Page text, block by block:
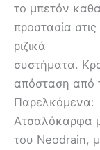
το μπετόν
προστασία
ριζικά
συστήματα.
απόσταση από
Παρελκόμενα:
Ατσαλόκαρφα
του Neodrain,